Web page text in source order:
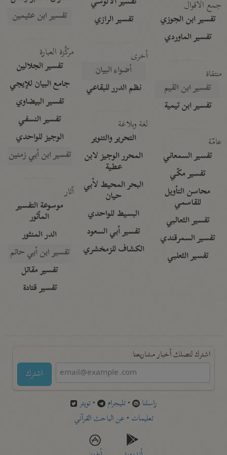
جمع الأقوال
تفسير ابن الجوزي
تفسير الماوردي
منتقاة
تفسير ابن القيم
تفسير ابن تيمية
عامّة
تفسير السمعاني
تفسير مكّي
محاسن التأويل
للقاسمي
تفسير الثعالبي
تفسير السمرقندي
تفسير الثعلبي
تفسير الرازي
أخرى
أضواء البيان
نظم الدرر للبقاعي
لغة وبلاغة
التحرير والتنوير
المحرر الوجيز لابن
عطية
البحر المحيط لأبي
حيان
البسيط للواحدي
تفسير أبي السعود
الكشاف للزمخشري
تفسير ابن عثيمين
مركَّزة العبارة
تفسير الجلالين
جامع البيان للإيجي
تفسير البيضاوي
تفسير النسفي
الوجيز للواحدي
تفسير ابن أبي زمنين
آثار
موسوعة التفسير
المأثور
الدر المنثور
تفسير ابن أبي حاتم
تفسير مقاتل
تفسير قتادة
اشترك لتصلك أخبار مشاريعنا
اشترك
راسلنا •تليجرام •تويتر
تعليمات •عن الباحث القرآني